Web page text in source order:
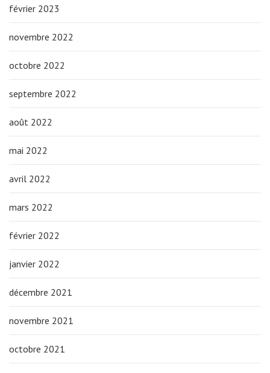
février 2023
novembre 2022
octobre 2022
septembre 2022
août 2022
mai 2022
avril 2022
mars 2022
février 2022
janvier 2022
décembre 2021
novembre 2021
octobre 2021